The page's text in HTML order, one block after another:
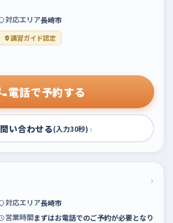
対応エリア長崎市
講習ガイド認定
電話で予約する
問い合わせる(入力30秒) ›
›
対応エリア長崎市
営業時間まずはお電話でのご予約が必要となり